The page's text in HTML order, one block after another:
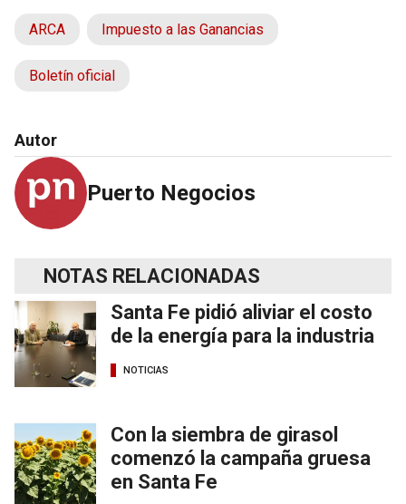
ARCA Impuesto a las Ganancias
Boletín oficial
Autor
Puerto Negocios
NOTAS RELACIONADAS
Santa Fe pidió aliviar el costo
de la energía para la industria
NOTICIAS
Con la siembra de girasol
comenzó la campaña gruesa
en Santa Fe